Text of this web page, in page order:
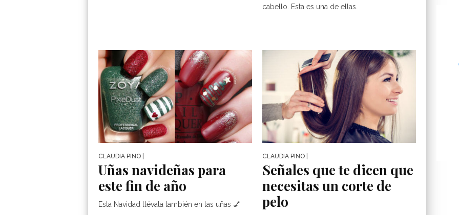
cabello. Esta es una de ellas.
CLAUDIA PINO
Uñas navideñas para
este fin de año
Esta Navidad llévala también en las uñas 💅
CLAUDIA PINO
Señales que te dicen que
necesitas un corte de
pelo